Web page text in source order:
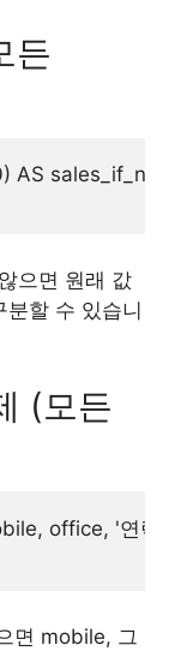
든
AS
으면 원래 값
할 수 있습니
(모든
office, '연락
면 mobile, 그